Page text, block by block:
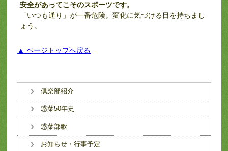
安全があってこそのスポーツです。
「いつも通り」が一番危険。変化に気づける目を持ちまし
ょう。
▲ ページトップへ戻る
倶楽部紹介
惑葉50年史
惑葉部歌
お知らせ・行事予定